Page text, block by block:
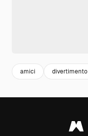
amici divertimento